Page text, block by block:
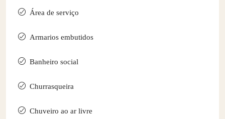
Área de serviço
Armarios embutidos
Banheiro social
Churrasqueira
Chuveiro ao ar livre